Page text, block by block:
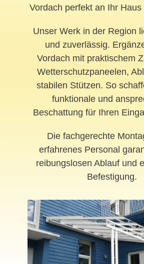
Vordach perfekt an Ihr
Unser Werk in der Region
und zuverlässig.
Vordach mit praktischem
Wetterschutzpaneelen,
stabilen Stützen. So
funktionale und
Beschattung für Ihren
Die fachgerechte
erfahrenes Personal
reibungslosen Ablauf und
Befestigung.